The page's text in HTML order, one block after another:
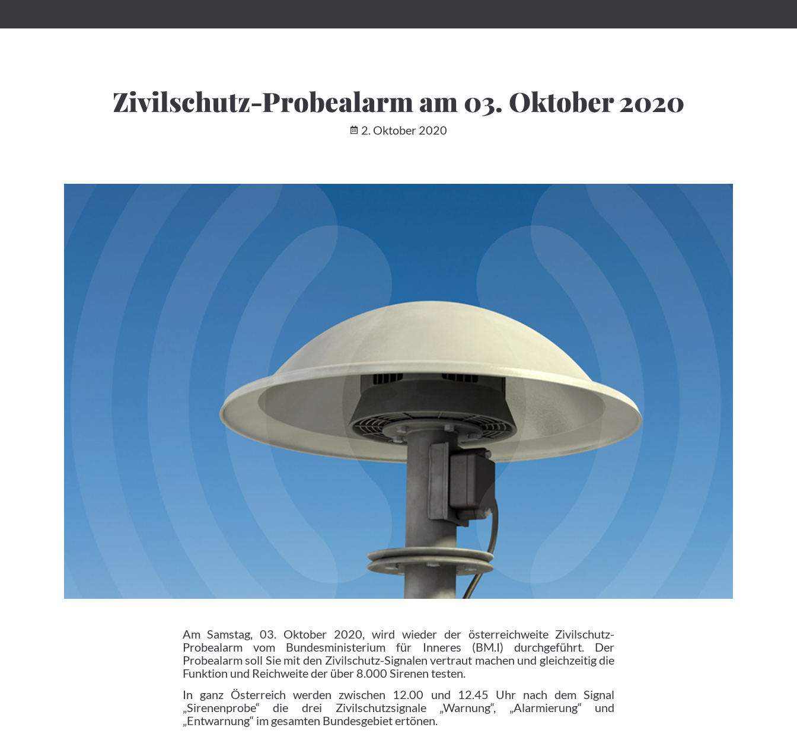
Zivilschutz-Probealarm am 03. Oktober 2020
2. Oktober 2020
Am Samstag, 03. Oktober 2020, wird wieder der österreichweite Zivilschutz-
Probealarm vom Bundesministerium für Inneres (BM.I) durchgeführt. Der
Probealarm soll Sie mit den Zivilschutz-Signalen vertraut machen und gleichzeitig die
Funktion und Reichweite der über 8.000 Sirenen testen.
In ganz Österreich werden zwischen 12.00 und 12.45 Uhr nach dem Signal
„Sirenenprobe“ die drei Zivilschutzsignale „Warnung“, „Alarmierung“ und
„Entwarnung“ im gesamten Bundesgebiet ertönen.